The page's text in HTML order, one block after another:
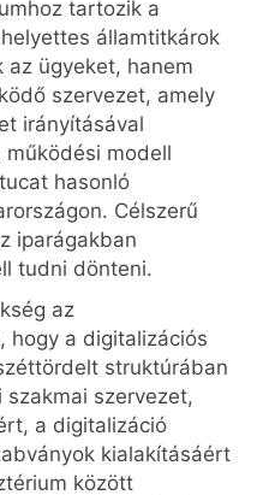
tartozik a
államtitkárok
ügyeket, hanem
szervezet, amely
irányításával
modell
hasonló
Célszerű
iparágakban
tudni dönteni.
az
hogy a digitalizációs
struktúrában
szervezet,
a digitalizáció
kialakításáért
között